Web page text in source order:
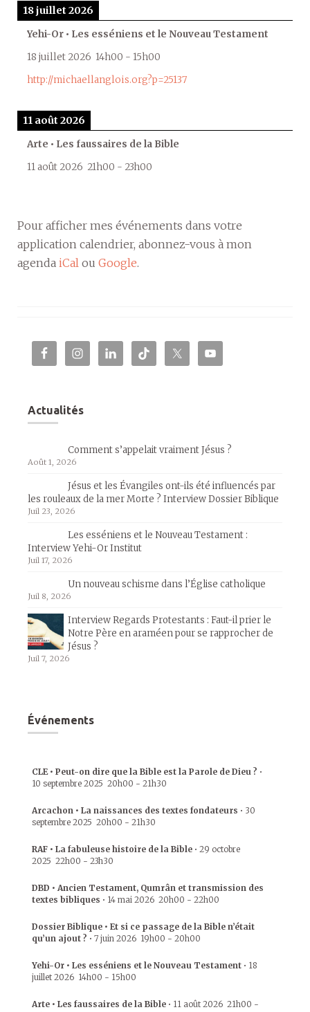
18 juillet 2026
Yehi-Or • Les esséniens et le Nouveau Testament
18 juillet 2026 14h00 - 15h00
http://michaellanglois.org?p=25137
11 août 2026
Arte • Les faussaires de la Bible
11 août 2026 21h00 - 23h00
Pour afficher mes événements dans votre
application calendrier, abonnez-vous à mon
agenda iCal ou Google.
Actualités
Comment s’appelait vraiment Jésus ?
Août 1, 2026
Jésus et les Évangiles ont-ils été influencés par
les rouleaux de la mer Morte ? Interview Dossier Biblique
Juil 23, 2026
Les esséniens et le Nouveau Testament :
Interview Yehi-Or Institut
Juil 17, 2026
Un nouveau schisme dans l’Église catholique
Juil 8, 2026
Interview Regards Protestants : Faut-il prier le
Notre Père en araméen pour se rapprocher de
Jésus ?
Juil 7, 2026
Événements
CLE • Peut-on dire que la Bible est la Parole de Dieu ? •
10 septembre 2025 20h00 - 21h30
Arcachon • La naissances des textes fondateurs • 30
septembre 2025 20h00 - 21h30
RAF • La fabuleuse histoire de la Bible • 29 octobre
2025 22h00 - 23h30
DBD • Ancien Testament, Qumrân et transmission des
textes bibliques • 14 mai 2026 20h00 - 22h00
Dossier Biblique • Et si ce passage de la Bible n’était
qu’un ajout ? • 7 juin 2026 19h00 - 20h00
Yehi-Or • Les esséniens et le Nouveau Testament • 18
juillet 2026 14h00 - 15h00
Arte • Les faussaires de la Bible • 11 août 2026 21h00 -